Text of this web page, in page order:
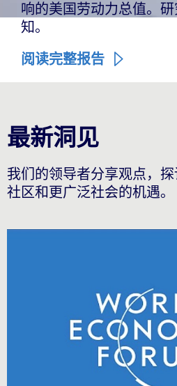
响的美国劳动力总值。
知。
阅读完整报告
最新洞见
我们的领导者分享观点，探
社区和更广泛社会的机遇。